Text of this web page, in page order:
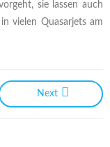
sie lassen auch
vielen Quasarjets am
Next